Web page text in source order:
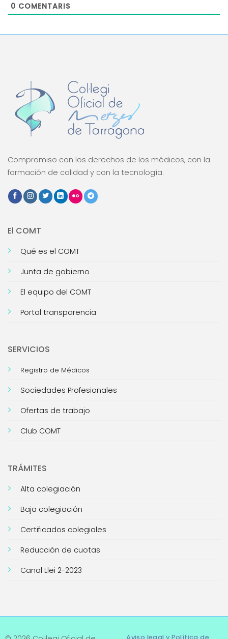
0 COMENTARIS
Compromiso con los derechos de los médicos, con la
formación de calidad y con la tecnología.
El COMT
Qué es el COMT
Junta de gobierno
El equipo del COMT
Portal transparencia
SERVICIOS
Registro de Médicos
Sociedades Profesionales
Ofertas de trabajo
Club COMT
TRÁMITES
Alta colegiación
Baja colegiación
Certificados colegiales
Reducción de cuotas
Canal Llei 2-2023